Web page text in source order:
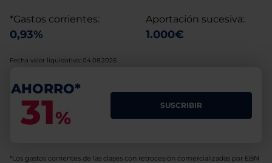
*Gastos corrientes:
0,93%
Aportación sucesiva:
1.000€
Fecha valor liquidativo: 04.08.2026
AHORRO*
31%
SUSCRIBIR
*Los gastos corrientes de las clases con retrocesión comercializadas por EBN